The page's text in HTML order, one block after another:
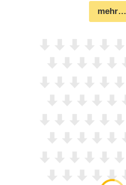
mehr…